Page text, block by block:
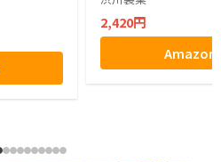
2,420円
Amazon